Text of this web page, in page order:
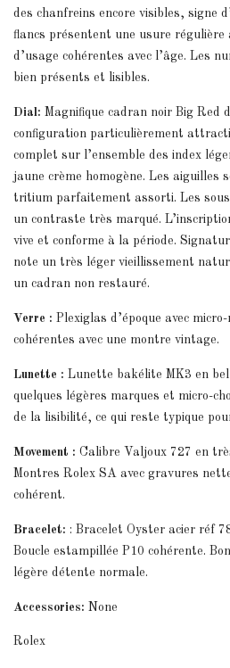
des chanfreins encore visibles, signe
flancs présentent une usure régulière
d’usage cohérentes avec l’âge. Les
bien présents et lisibles.
Dial: Magnifique cadran noir Big Red
configuration particulièrement
complet sur l’ensemble des index
jaune crème homogène. Les aiguilles
tritium parfaitement assorti. Les
un contraste très marqué.
vive et conforme à la période.
note un très léger vieillissement
un cadran non restauré.
Verre : Plexiglas d’époque avec
cohérentes avec une montre vintage.
Lunette : Lunette bakélite MK3 en
quelques légères marques et micro-
de la lisibilité, ce qui reste typique
Movement : Calibre Valjoux 727 en
Montres Rolex SA avec gravures
cohérent.
Bracelet: : Bracelet Oyster acier réf
Boucle estampillée P10 cohérente.
légère détente normale.
Accessories: None
Rolex